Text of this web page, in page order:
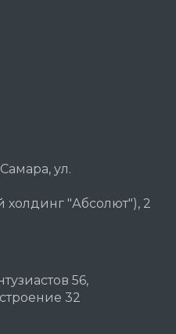
ул.
холдинг "Абсолют"), 2
56,
32